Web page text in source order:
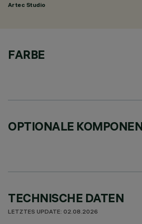
Artec Studio
FARBE
OPTIONALE
TECHNISCHE DATEN
LETZTES UPDATE: 02.08.2026